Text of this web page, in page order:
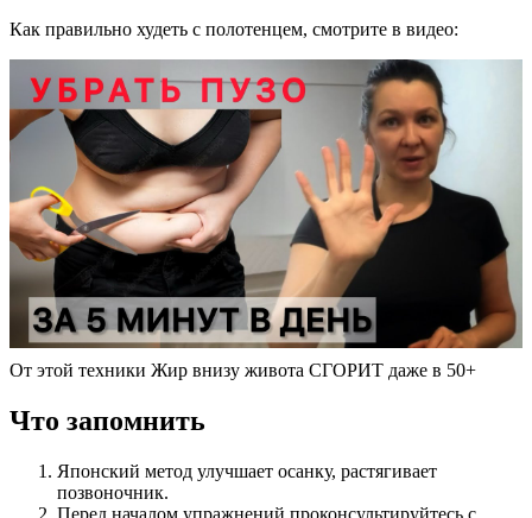
Как правильно худеть с полотенцем, смотрите в видео:
От этой техники Жир внизу живота СГОРИТ даже в 50+
Что запомнить
Японский метод улучшает осанку, растягивает
позвоночник.
Перед началом упражнений проконсультируйтесь с